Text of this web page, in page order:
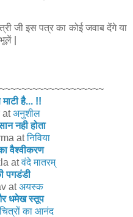
जी इस पत्र का कोई जवाब देंगे या
|
है... !!
at अनुशील
नही होता
atनिविया
वैश्वीकरण
atवंदे मातरम्
पगडंडी
atअयस्क
धमेख स्तूप
का आनंद